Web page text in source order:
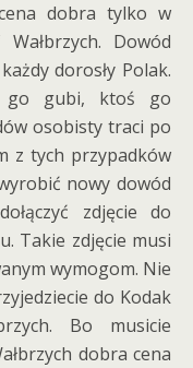
dobra tylko w
Dowód
dorosły Polak.
go gubi, ktoś go
osobisty traci po
z tych przypadków
nowy dowód
zdjęcie do
Takie zdjęcie musi
wymogom. Nie
do Kodak
Bo musicie
dobra cena